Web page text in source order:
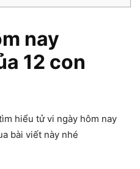
nay
12 con
hiểu tử vi ngày hôm nay
bài viết này nhé